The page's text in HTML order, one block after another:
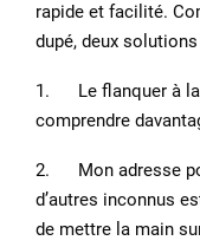
rapide et facilité.
dupé, deux
1. Le flanquer à la
comprendre
2. Mon adresse
d’autres inconnus
de mettre la main